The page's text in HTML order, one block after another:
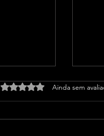
Avaliado com 0 de 5
Ainda sem